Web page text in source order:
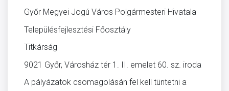
Győr Megyei Jogú Város Polgármesteri Hivatala
Településfejlesztési Főosztály
Titkárság
9021 Győr, Városház tér 1. II. emelet 60. sz. iroda
A pályázatok csomagolásán fel kell tüntetni a